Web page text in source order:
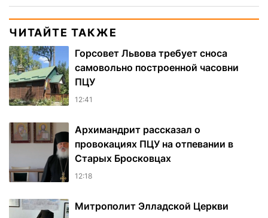
ЧИТАЙТЕ ТАКЖЕ
Горсовет Львова требует сноса
самовольно построенной часовни
ПЦУ
12:41
Архимандрит рассказал о
провокациях ПЦУ на отпевании в
Старых Бросковцах
12:18
Митрополит Элладской Церкви